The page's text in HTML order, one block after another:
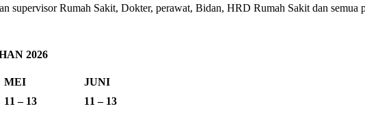
Rumah Sakit, Dokter, perawat, Bidan, HRD Rumah Sakit dan
2026
MEI
JUNI
11 – 13
11 – 13